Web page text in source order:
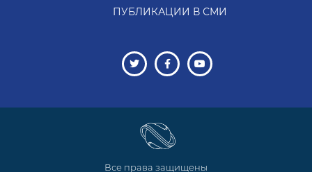
ПУБЛИКАЦИИ В СМИ
Все права защищены